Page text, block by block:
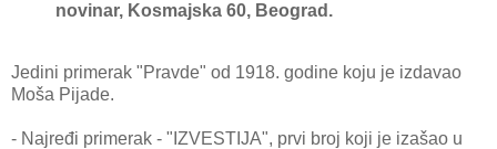
novinar, Kosmajska 60, Beograd.
Jedini primerak "Pravde" od 1918. godine koju je izdavao
Moša Pijade.
- Najređi primerak - "IZVESTIJA", prvi broj koji je izašao u